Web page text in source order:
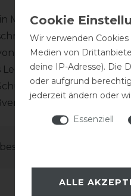
Mitleidenschaft gezogen
den Stiefel
DeNiro pflegen
Leder austrocknen
und das
unversehrt
gefallen?
Wir verwenden
Medien von
deine IP-Adresse). Die
oder aufgrund
jederzeit ändern oder
Essenziell
ALLE